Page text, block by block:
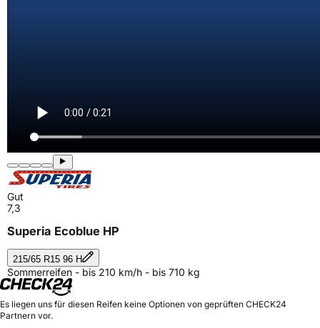
Gut
7,3
Superia Ecoblue HP
215/65 R15 96 H
Sommerreifen - bis 210 km/h - bis 710 kg
Es liegen uns für diesen Reifen keine Optionen von geprüften CHECK24
Partnern vor.